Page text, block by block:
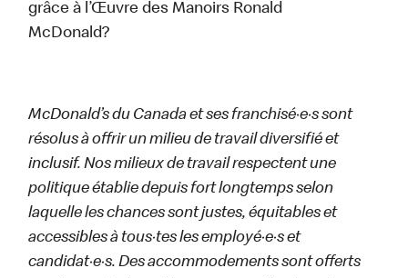
grâce à l’Œuvre des Manoirs Ronald
McDonald?
McDonald’s du Canada et ses franchisé·e·s sont
résolus à offrir un milieu de travail diversifié et
inclusif. Nos milieux de travail respectent une
politique établie depuis fort longtemps selon
laquelle les chances sont justes, équitables et
accessibles à tous·tes les employé·e·s et
candidat·e·s. Des accommodements sont offerts